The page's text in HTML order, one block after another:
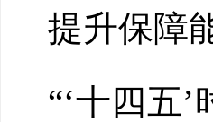
提升保障
“‘十四五